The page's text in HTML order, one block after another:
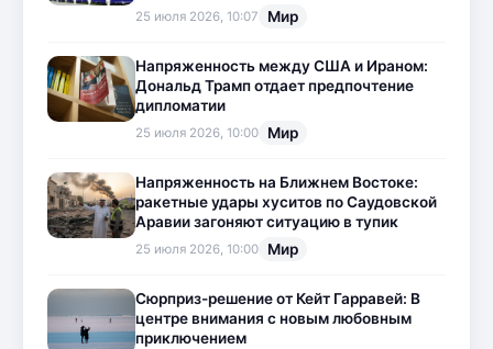
25 июля 2026, 10:07 Мир
Напряженность между США и Ираном:
Дональд Трамп отдает предпочтение
дипломатии
25 июля 2026, 10:00 Мир
Напряженность на Ближнем Востоке:
ракетные удары хуситов по Саудовской
Аравии загоняют ситуацию в тупик
25 июля 2026, 10:00 Мир
Сюрприз-решение от Кейт Гарравей: В
центре внимания с новым любовным
приключением